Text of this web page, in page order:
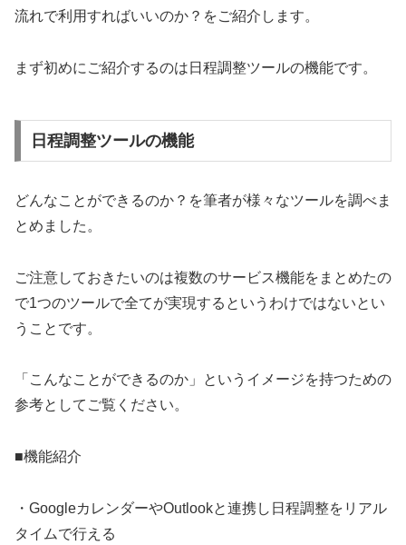
流れで利用すればいいのか？をご紹介します。
まず初めにご紹介するのは日程調整ツールの機能です。
日程調整ツールの機能
どんなことができるのか？を筆者が様々なツールを調べま
とめました。
ご注意しておきたいのは複数のサービス機能をまとめたの
で1つのツールで全てが実現するというわけではないとい
うことです。
「こんなことができるのか」というイメージを持つための
参考としてご覧ください。
■機能紹介
・GoogleカレンダーやOutlookと連携し日程調整をリアル
タイムで行える